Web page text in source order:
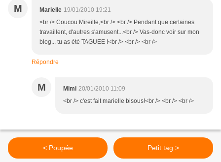
M Marielle 19/01/2010 19:21
<br /> Coucou Mireille,<br /> <br /> Pendant que certaines
travaillent, d'autres s'amusent...<br /> Vas-donc voir sur mon
blog... tu as été TAGUEE !<br /> <br /> <br />
Répondre
M Mimi 20/01/2010 11:09
<br /> c'est fait marielle bisous!<br /> <br /> <br />
< Poupée Petit tag >